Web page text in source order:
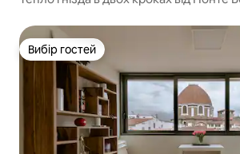
Вибір гостей
Вибір гостей